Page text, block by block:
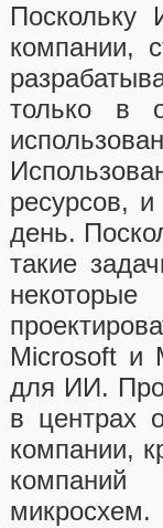
Поскольку
компании,
только в
ресурсов,
день.
такие
Microsoft и
для ИИ.
в центрах
компании,
компаний
микросхем.